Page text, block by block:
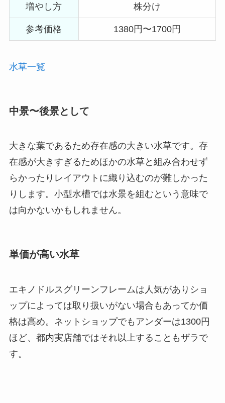
増やし方 株分け
参考価格 1380円〜1700円
水草一覧
中景〜後景として
大きな葉であるため存在感の大きい水草です。存
在感が大きすぎるためほかの水草と組み合わせず
らかったりレイアウトに織り込むのが難しかった
りします。小型水槽では水景を組むという意味で
は向かないかもしれません。
単価が高い水草
エキノドルスグリーンフレームは人気がありショ
ップによっては取り扱いがない場合もあってか価
格は高め。ネットショップでもアンダーは1300円
ほど、都内実店舗ではそれ以上することもザラで
す。